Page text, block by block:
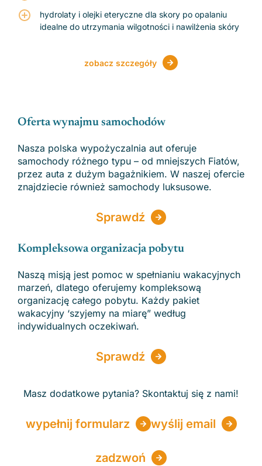
hydrolaty i olejki eteryczne dla skory po opalaniu
idealne do utrzymania wilgotności i nawilżenia skóry
zobacz szczegóły
Oferta wynajmu samochodów
Nasza polska wypożyczalnia aut oferuje
samochody różnego typu – od mniejszych Fiatów,
przez auta z dużym bagażnikiem. W naszej ofercie
znajdziecie również samochody luksusowe.
Sprawdź
Kompleksowa organizacja pobytu
Naszą misją jest pomoc w spełnianiu wakacyjnych
marzeń, dlatego oferujemy kompleksową
organizację całego pobytu. Każdy pakiet
wakacyjny ‘szyjemy na miarę” według
indywidualnych oczekiwań.
Sprawdź
Masz dodatkowe pytania? Skontaktuj się z nami!
wypełnij formularz wyślij email
zadzwoń